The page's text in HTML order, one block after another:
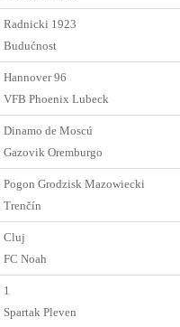
Radnicki 1923
Budućnost
Hannover 96
VFB Phoenix Lubeck
Dinamo de Moscú
Gazovik Oremburgo
Pogon Grodzisk Mazowiecki
Trenčín
Cluj
FC Noah
1
Spartak Pleven